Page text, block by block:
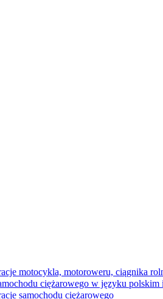
motocykla, motoroweru, ciągnika
ciężarowego w języku
samochodu ciężarowego